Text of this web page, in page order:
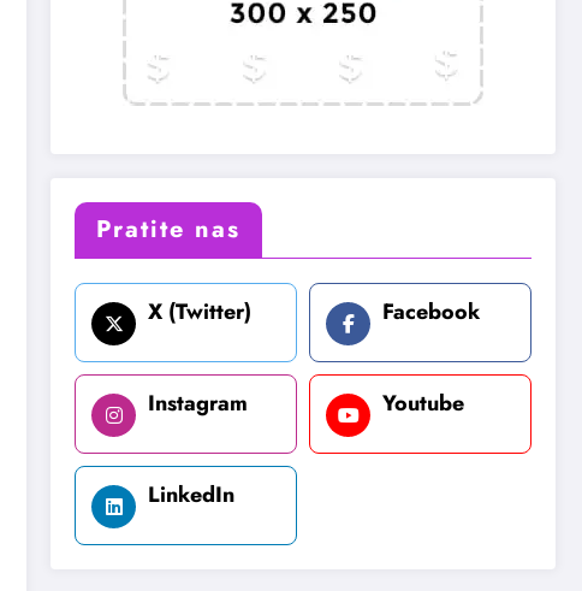
Pratite nas
X (Twitter) Facebook
Instagram Youtube
LinkedIn